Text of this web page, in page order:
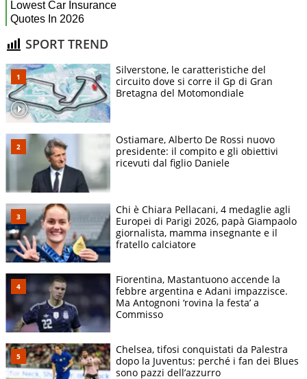
SPORT TREND
Silverstone, le caratteristiche del
circuito dove si corre il Gp di Gran
Bretagna del Motomondiale
Ostiamare, Alberto De Rossi nuovo
presidente: il compito e gli obiettivi
ricevuti dal figlio Daniele
Chi è Chiara Pellacani, 4 medaglie agli
Europei di Parigi 2026, papà Giampaolo
giornalista, mamma insegnante e il
fratello calciatore
Fiorentina, Mastantuono accende la
febbre argentina e Adani impazzisce.
Ma Antognoni ‘rovina la festa’ a
Commisso
Chelsea, tifosi conquistati da Palestra
dopo la Juventus: perché i fan dei Blues
sono pazzi dell’azzurro